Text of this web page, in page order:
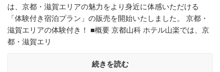
は、京都・滋賀エリアの魅力をより身近に体感いただける
「体験付き宿泊プラン」の販売を開始いたしました。 京都・
滋賀エリアの体験付き！ ■概要 京都山科 ホテル山楽では、京
都・滋賀エリ
続きを読む